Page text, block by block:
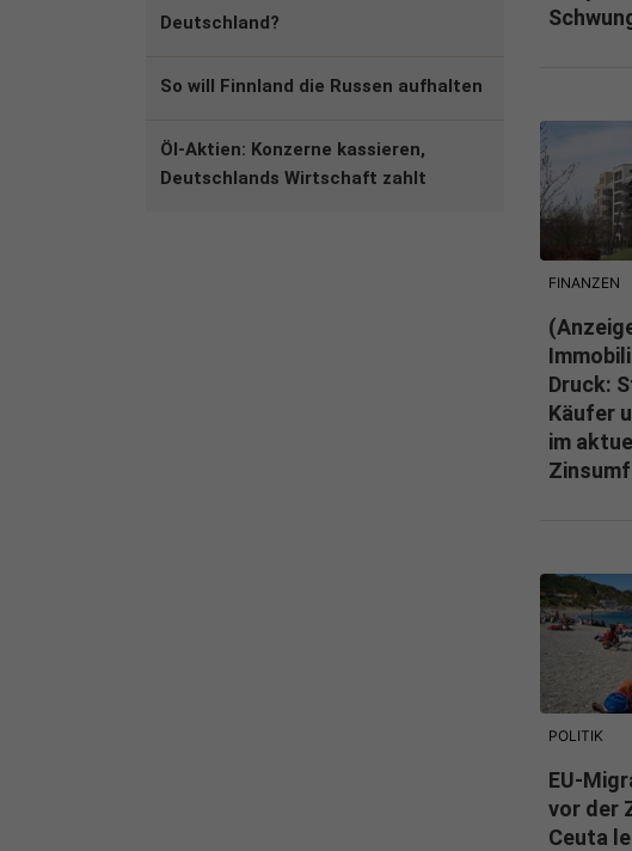
Deutschland?
So will Finnland die Russen aufhalten
Öl-Aktien: Konzerne kassieren,
Deutschlands Wirtschaft zahlt
FINANZEN
Druck:
Käufer
im
POLITIK
EU-
vor der
Ceuta